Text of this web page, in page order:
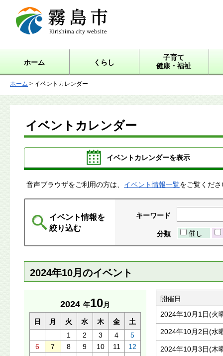
霧島市 Kirishima city
website
ホーム くらし
子育て
健康・福祉
ホーム > イベントカレンダー
イベントカレンダー
イベントカレンダーを表示
音声ブラウザをご利用の方は、 イベント情報一覧をご覧くだ
イベント情報を
絞り込む
キーワード
分類 催し
2024年10月のイベント
2024 年10月
日 月 火 水 木 金
土
1
2 3 4
5
6
7 8 9 10 11
12
開催日
2024年10月1日(火
2024年10月2日(水
2024年10月3日(木